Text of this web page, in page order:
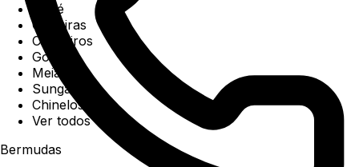
Boné
Carteiras
Chaveiros
Gorros
Meias
Sunga
Chinelos
Ver todos
Bermudas